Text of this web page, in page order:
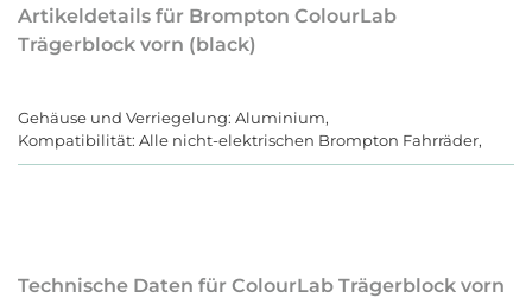
Artikeldetails für Brompton ColourLab
Trägerblock vorn (black)
Gehäuse und Verriegelung: Aluminium,
Kompatibilität: Alle nicht-elektrischen Brompton Fahrräder,
Technische Daten für ColourLab Trägerblock vorn